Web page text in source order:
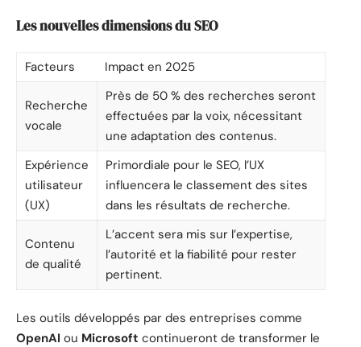
Les nouvelles dimensions du SEO
Facteurs Impact en 2025
Recherche
vocale
Près de 50 % des recherches seront
effectuées par la voix, nécessitant
une adaptation des contenus.
Expérience
utilisateur
(UX)
Primordiale pour le SEO, l’UX
influencera le classement des sites
dans les résultats de recherche.
Contenu
de qualité
L’accent sera mis sur l’expertise,
l’autorité et la fiabilité pour rester
pertinent.
Les outils développés par des entreprises comme
OpenAI ou Microsoft continueront de transformer le